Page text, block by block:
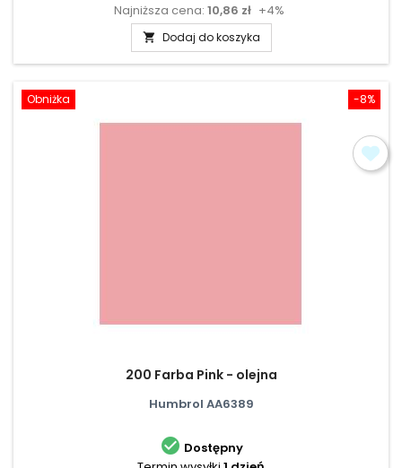
podstawowa
Najniższa cena: 10,86 zł +4%
 Dodaj do koszyka
-8%
Obniżka
200 Farba Pink - olejna
Humbrol AA6389
 Dostępny